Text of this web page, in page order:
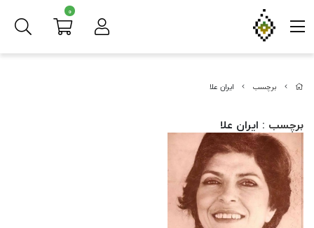
برچسب ایران علا
برچسب : ایران علا
0